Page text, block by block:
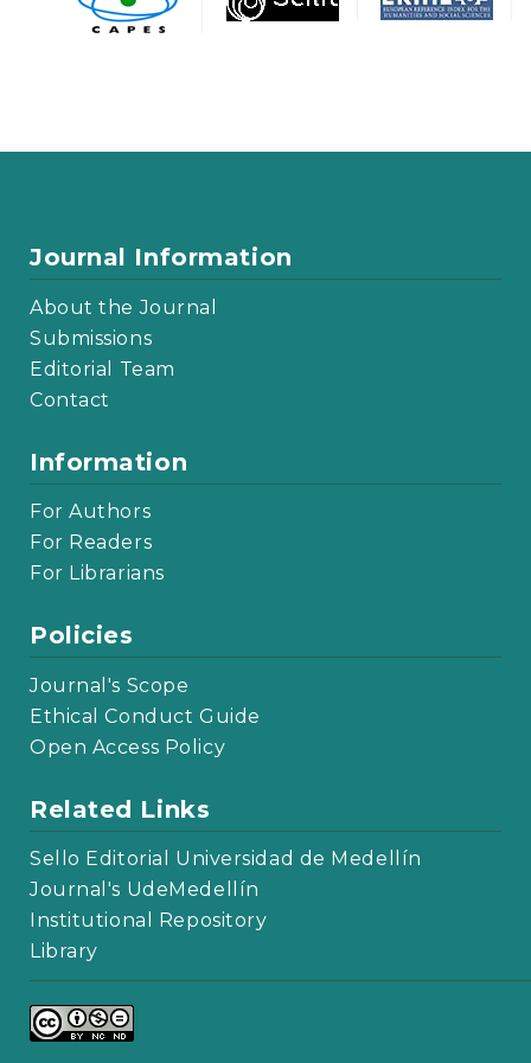
Journal Information
About the Journal
Submissions
Editorial Team
Contact
Information
For Authors
For Readers
For Librarians
Policies
Journal's Scope
Ethical Conduct Guide
Open Access Policy
Related Links
Sello Editorial Universidad de Medellín
Journal's UdeMedellín
Institutional Repository
Library